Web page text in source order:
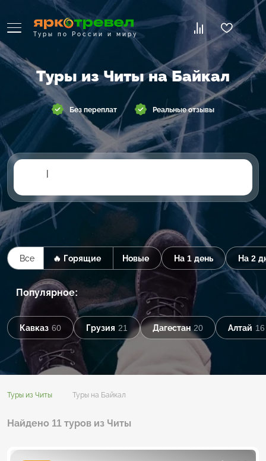
Туры по России и миру
Туры из Читы на Байкал
Без переплат Реальные отзывы
|
Все 🔥 Горящие Новые На 1 день На 2
Популярное:
Кавказ 60 Грузия 21 Дагестан 20 Алтай 16
Туры из Читы Туры на Байкал
Найдено 11 туров из Читы